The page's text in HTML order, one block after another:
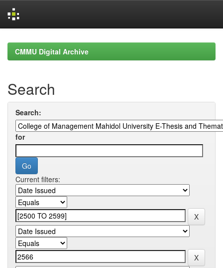
navigationCMMU Digital Archive
Search
Search:
for
Current filters: